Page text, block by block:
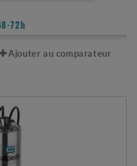
72h
Ajouter au comparateur